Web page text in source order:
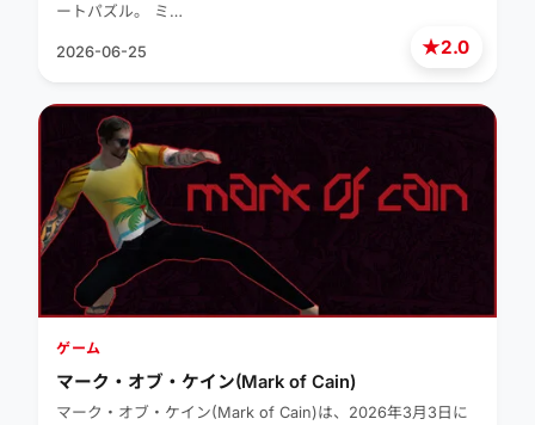
★2.0
ートパズル。 ミ…
2026-06-25
ゲーム
マーク・オブ・ケイン(Mark of Cain)
マーク・オブ・ケイン(Mark of Cain)は、2026年3月3日に